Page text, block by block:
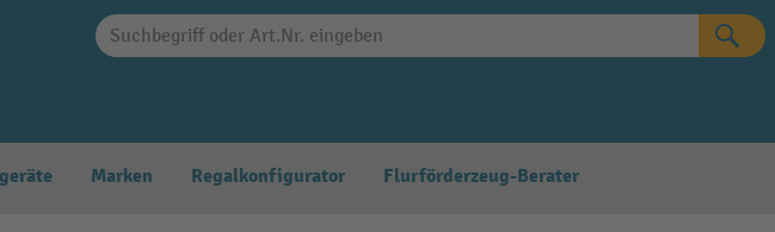
Marken Regalkonfigurator Flurförderzeug-Berater